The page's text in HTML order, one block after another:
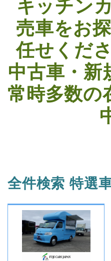
キッチン
売車をお
任せくださ
中古車・新
常時多数の
全件検索 特選